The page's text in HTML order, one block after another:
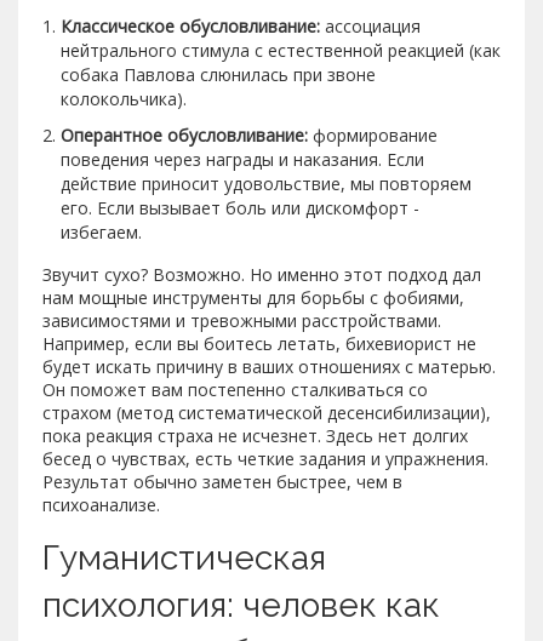
Классическое обусловливание: ассоциация
нейтрального стимула с естественной реакцией (как
собака Павлова слюнилась при звоне
колокольчика).
Оперантное обусловливание: формирование
поведения через награды и наказания. Если
действие приносит удовольствие, мы повторяем
его. Если вызывает боль или дискомфорт -
избегаем.
Звучит сухо? Возможно. Но именно этот подход дал
нам мощные инструменты для борьбы с фобиями,
зависимостями и тревожными расстройствами.
Например, если вы боитесь летать, бихевиорист не
будет искать причину в ваших отношениях с матерью.
Он поможет вам постепенно сталкиваться со
страхом (метод систематической десенсибилизации),
пока реакция страха не исчезнет. Здесь нет долгих
бесед о чувствах, есть четкие задания и упражнения.
Результат обычно заметен быстрее, чем в
психоанализе.
Гуманистическая
психология: человек как